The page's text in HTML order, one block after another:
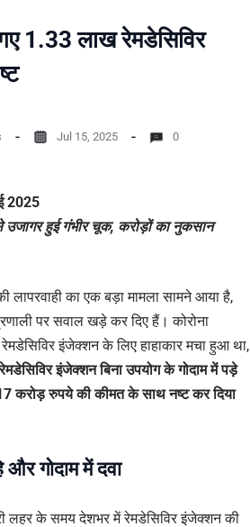
1.33 लाख रेमडेसिविर
Jul 15, 2025 0
2025
से उजागर हुई गंभीर चूक, करोड़ों का नुकसान
लापरवाही का एक बड़ा मामला सामने आया है,
पर सवाल खड़े कर दिए हैं। कोरोना
रेमडेसिविर इंजेक्शन के लिए हाहाकार मचा हुआ था,
इंजेक्शन बिना उपयोग के गोदाम में पड़े
करोड़ रुपये की कीमत के साथ नष्ट कर दिया
और गोदाम में दवा
लहर के समय देशभर में रेमडेसिविर इंजेक्शन की